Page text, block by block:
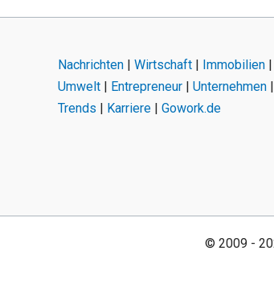
Nachrichten Wirtschaft Immobilien
Umwelt
Entrepreneur Unternehmen
Trends
Karriere Gowork.de
© 2009 -